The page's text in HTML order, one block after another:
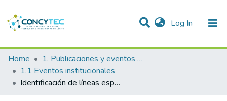
Log In (current)
Communities & Collections
Research Outputs
Home
1. Publicaciones y eventos institucionales
1.1 Eventos institucionales
Identificación de líneas espectrales atómicas características de oro,plata y cobre mediante la técnica LIBS